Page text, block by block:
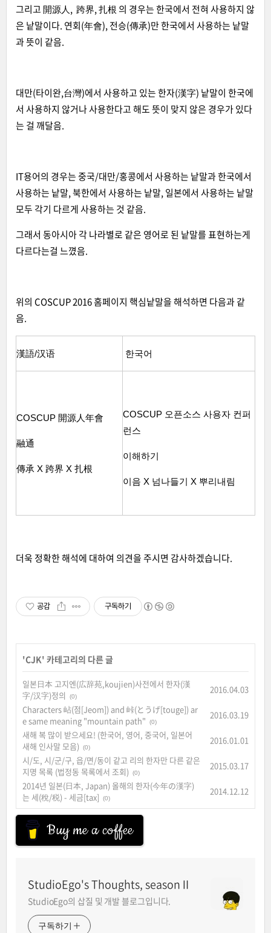
그리고 開源人, 跨界, 扎根 의 경우는 한국에서 전혀 사용하지 않
은 낱말이다. 연회(年會), 전승(傳承)만 한국에서 사용하는 낱말
과 뜻이 같음.
대만(타이완,台灣)에서 사용하고 있는 한자(漢字) 낱말이 한국에
서 사용하지 않거나 사용한다고 해도 뜻이 맞지 않은 경우가 있다
는 걸 깨달음.
IT용어의 경우는 중국/대만/홍콩에서 사용하는 낱말과 한국에서
사용하는 낱말, 북한에서 사용하는 낱말, 일본에서 사용하는 낱말
모두 각기 다르게 사용하는 것 같음.
그래서 동아시아 각 나라별로 같은 영어로 된 낱말를 표현하는게
다르다는걸 느꼈음.
위의 COSCUP 2016 홈페이지 핵심낱말을 해석하면 다음과 같
음.
漢語/汉语 한국어
COSCUP 開源人年會
融通
傳承 X 跨界 X 扎根
COSCUP 오픈소스 사용자 컨퍼
런스
이해하기
이음 X 넘나들기 X 뿌리내림
더욱 정확한 해석에 대하여 의견을 주시면 감사하겠습니다.
공감 구독하기
'CJK' 카테고리의 다른 글
일본日本 고지엔(広辞苑,koujien)사전에서 한자(漢
字/汉字)정의
(0)
2016.04.03
Characters 岾(점[Jeom]) and 峠(とうげ[touge]) ar
e same meaning "mountain path"
(0)
2016.03.19
새해 복 많이 받으세요! (한국어, 영어, 중국어, 일본어
새해 인사말 모음)
(0)
2016.01.01
시/도, 시/군/구, 읍/면/동이 같고 리의 한자만 다른 같은
지명 목록 (법정동 목록에서 조회)
(0)
2015.03.17
2014년 일본(日本, Japan) 올해의 한자(今年の漢字)
는 세(稅/税) - 세금[tax]
(0)
2014.12.12
Buy me a coffee
StudioEgo's Thoughts, seasonⅡ
StudioEgo의 삽질 및 개발 블로그입니다.
구독하기